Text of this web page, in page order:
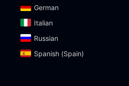
German‎
Italian‎
Russian‎
Spanish (Spain)‎